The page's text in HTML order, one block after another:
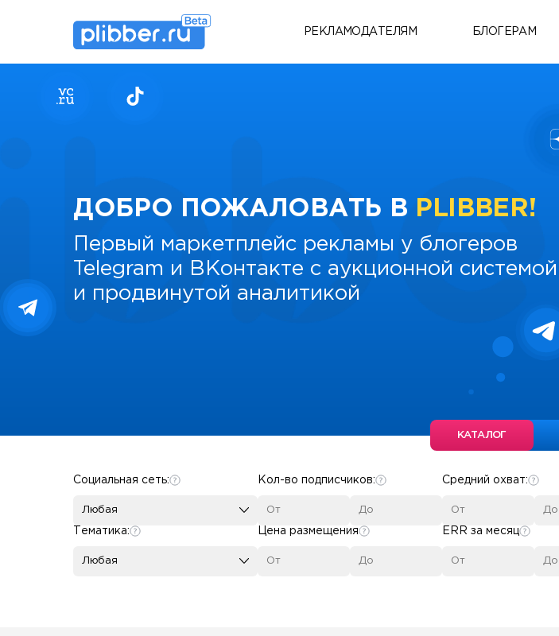
РЕКЛАМОДАТЕЛЯМ БЛОГЕРАМ
ДОБРО ПОЖАЛОВАТЬ В PLIBBER!
Первый маркетплейс рекламы у блогеров
Telegram и ВКонтакте с аукционной системой
и продвинутой аналитикой
КАТАЛОГ
Тематика:
Любая
Социальная сеть:
Любая
Кол-во подписчиков:
Цена размещения
Средний охват:
ERR за месяц